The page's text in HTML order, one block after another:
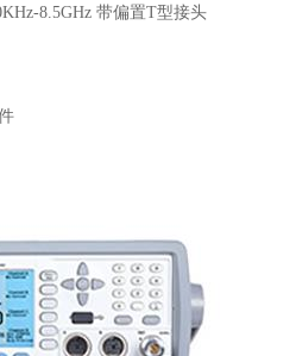
8.5GHz 带偏置T型接头